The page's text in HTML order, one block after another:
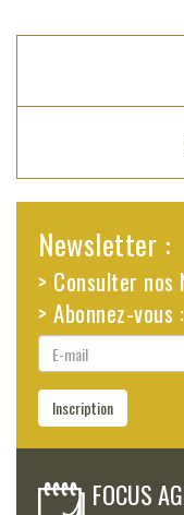
Newsletter :
> Consulter
> Abonnez-vous :
E-
mail
Inscription
FOCUS